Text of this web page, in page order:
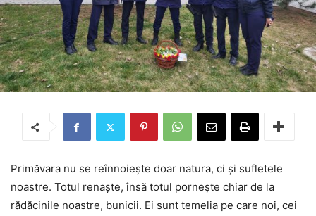
Primăvara nu se reînnoiește doar natura, ci și sufletele
noastre. Totul renaște, însă totul pornește chiar de la
rădăcinile noastre, bunicii. Ei sunt temelia pe care noi, cei